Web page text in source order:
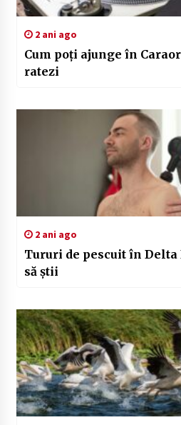
2 ani ago
Cum poți ajunge în
ratezi
2 ani ago
Tururi de pescuit în Delta
să știi